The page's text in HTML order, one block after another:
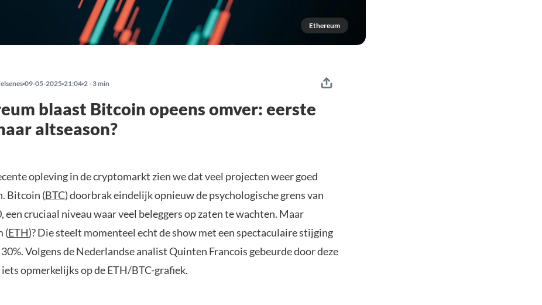
Ethereum
09-05-2025 21:04 2 - 3 min
blaast Bitcoin opeens omver: eerste
altseason?
opleving in de cryptomarkt zien we dat veel projecten weer goed
Bitcoin (BTC) doorbrak eindelijk opnieuw de psychologische grens van
een cruciaal niveau waar veel beleggers op zaten te wachten. Maar
(ETH)? Die steelt momenteel echt de show met een spectaculaire stijging
Volgens de Nederlandse analist Quinten Francois gebeurde door deze
opmerkelijks op de ETH/BTC-grafiek.